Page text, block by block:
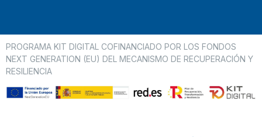
PROGRAMA KIT DIGITAL COFINANCIADO POR LOS FONDOS
NEXT GENERATION (EU) DEL MECANISMO DE RECUPERACIÓN Y
RESILIENCIA